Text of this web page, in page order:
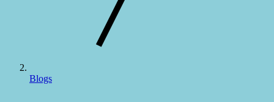
Blogs